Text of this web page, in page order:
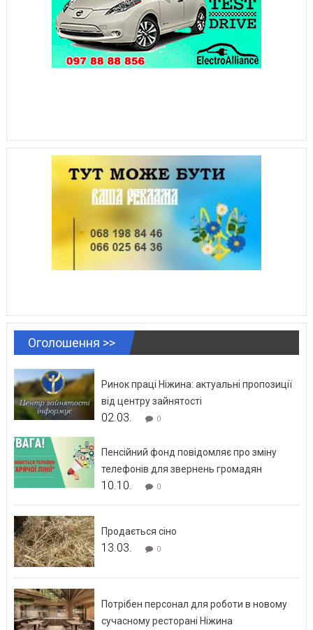
Оголошення >>
Ринок праці Ніжина: актуальні пропозиції
від центру зайнятості
02.03. 0
Пенсійний фонд повідомляє про зміну
телефонів для звернень громадян
10.10. 0
Продається сіно
13.03. 0
Потрібен персонал для роботи в новому
сучасному ресторані Ніжина